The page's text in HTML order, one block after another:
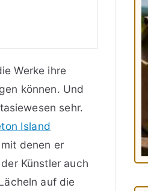
Werke ihre
können. Und
sehr.
Island
denen er
Künstler auch
auf die